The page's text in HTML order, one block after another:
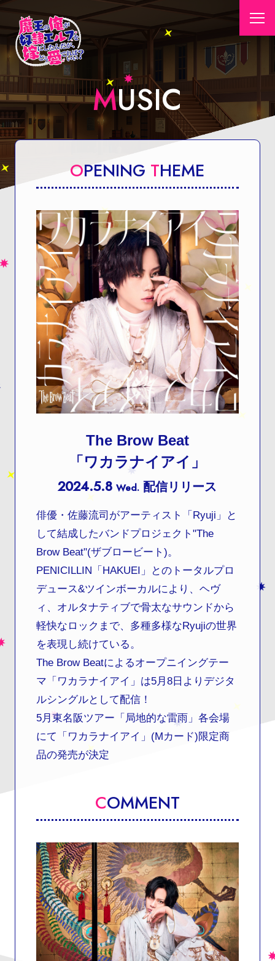
MUSIC
OPENING THEME
The Brow Beat
「ワカラナイアイ」
2024.5.8Wed. 配信リリース
俳優・佐藤流司がアーティスト「Ryuji」と
して結成したバンドプロジェクト"The
Brow Beat"(ザブロービート)。
PENICILLIN「HAKUEI」とのトータルプロ
デュース&ツインボーカルにより、ヘヴ
ィ、オルタナティブで骨太なサウンドから
軽快なロックまで、多種多様なRyujiの世界
を表現し続けている。
The Brow Beatによるオープニイングテー
マ「ワカラナイアイ」は5月8日よりデジタ
ルシングルとして配信！
5月東名阪ツアー「局地的な雷雨」各会場
にて「ワカラナイアイ」(Mカード)限定商
品の発売が決定
COMMENT